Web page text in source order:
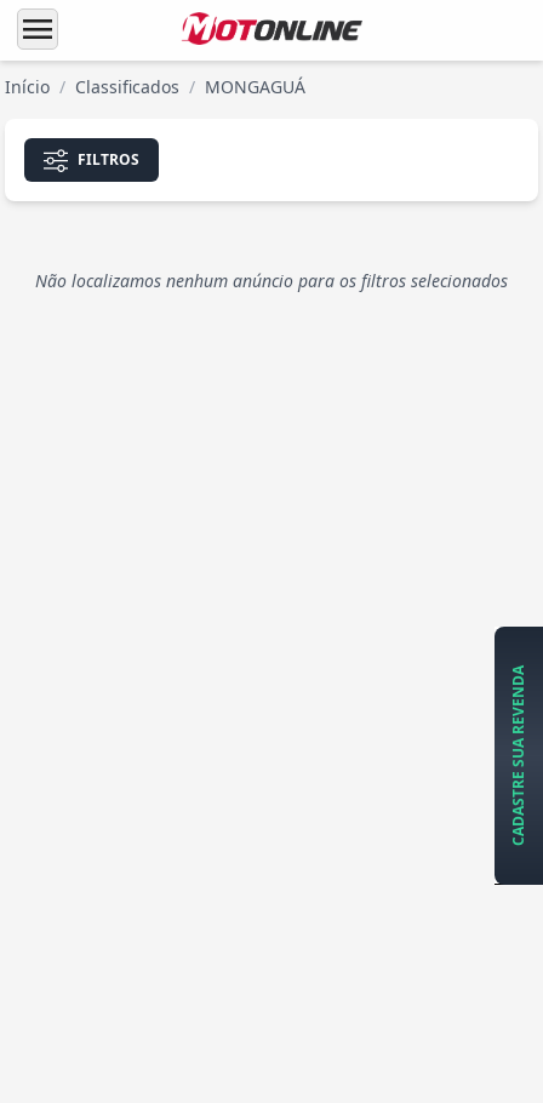
menu
Início / Classificados / MONGAGUÁ
FILTROS
Não localizamos nenhum anúncio para os filtros selecionados
CADASTRE SUA REVENDA